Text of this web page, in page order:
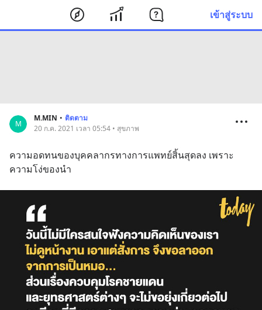
เข้าสู่ระบบ
M
M.MIN • ติดตาม
20 ก.ค. 2021 เวลา 05:54 • สุขภาพ
ความอดทนของบุคคลากรทางการแพทย์สิ้นสุดลง เพราะ
ความโง่ของนำ